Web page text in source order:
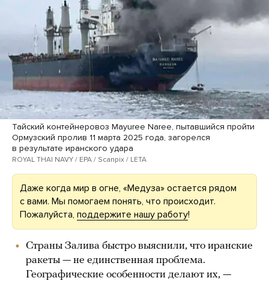
Тайский контейнеровоз Mayuree Naree, пытавшийся пройти
Ормузский пролив 11 марта 2025 года, загорелся
в результате иранского удара
ROYAL THAI NAVY / EPA / Scanpix / LETA
Даже когда мир в огне, «Медуза» остается рядом
с вами. Мы помогаем понять, что происходит.
Пожалуйста, поддержите нашу работу!
Страны Залива быстро выяснили, что иранские
ракеты — не единственная проблема.
Географические особенности делают их, —